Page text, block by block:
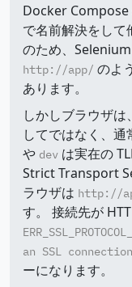
Docker Compose
で名前解決をして
のため、
http://app/ のよ
あります。
しかしブラウザは
してではなく、通
や dev は実在の
Strict Transport
ラウザは http://
す。 接続先が
an SSL
ーになります。